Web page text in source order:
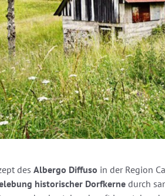
des Albergo Diffuso in der Region
historischer Dorfkerne durch